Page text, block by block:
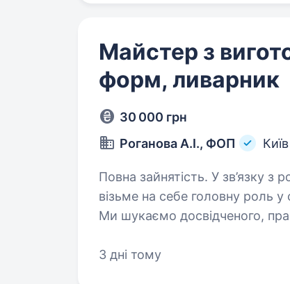
Майстер з
форм, ливарник
30 000 грн
Роганова А.І., ФОП
Київ
Повна зайнятість. У зв’язку з розширенням шукаємо члена команди, який
візьме на себе головну роль
Ми шукаємо досвідченого,
3 дні тому